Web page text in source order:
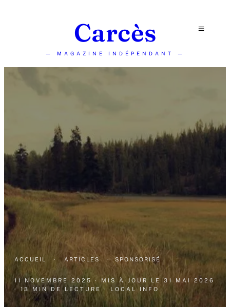
Carcès
— MAGAZINE INDÉPENDANT —
ACCUEIL · ARTICLES · SPONSORISÉ
11 NOVEMBRE 2025 · MIS À JOUR LE31 MAI 2026
· 13 MIN DE LECTURE · LOCAL INFO